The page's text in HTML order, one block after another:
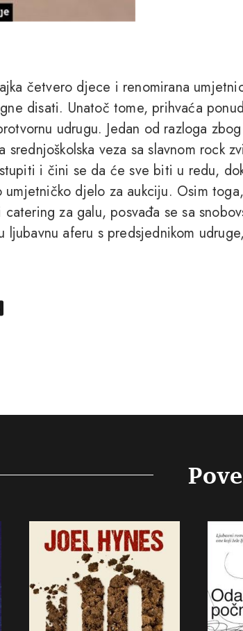
četvero djece i renomirana
disati. Unatoč tome, prihvaća
udrugu. Jedan od razloga
veza sa slavnom rock
i čini se da će sve biti u redu,
umjetničko djelo za aukciju. Osim
za galu, posvađa se sa
aferu s predsjednikom